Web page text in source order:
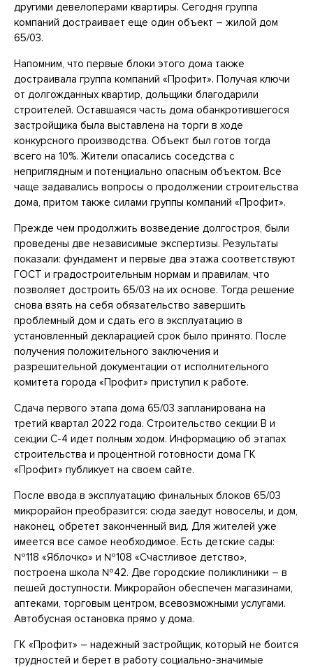
другими девелоперами квартиры. Сегодня группа
компаний достраивает еще один объект – жилой дом
65/03.
Напомним, что первые блоки этого дома также
достраивала группа компаний «Профит». Получая ключи
от долгожданных квартир, дольщики благодарили
строителей. Оставшаяся часть дома обанкротившегося
застройщика была выставлена на торги в ходе
конкурсного производства. Объект был готов тогда
всего на 10%. Жители опасались соседства с
неприглядным и потенциально опасным объектом. Все
чаще задавались вопросы о продолжении строительства
дома, притом также силами группы компаний «Профит».
Прежде чем продолжить возведение долгостроя, были
проведены две независимые экспертизы. Результаты
показали: фундамент и первые два этажа соответствуют
ГОСТ и градостроительным нормам и правилам, что
позволяет достроить 65/03 на их основе. Тогда решение
снова взять на себя обязательство завершить
проблемный дом и сдать его в эксплуатацию в
установленный декларацией срок было принято. После
получения положительного заключения и
разрешительной документации от исполнительного
комитета города «Профит» приступил к работе.
Сдача первого этапа дома 65/03 запланирована на
третий квартал 2022 года. Строительство секции В и
секции C-4 идет полным ходом. Информацию об этапах
строительства и процентной готовности дома ГК
«Профит» публикует на своем сайте.
После ввода в эксплуатацию финальных блоков 65/03
микрорайон преобразится: сюда заедут новоселы, и дом,
наконец, обретет законченный вид. Для жителей уже
имеется все самое необходимое. Есть детские сады:
№118 «Яблочко» и №108 «Счастливое детство»,
построена школа №42. Две городские поликлиники – в
пешей доступности. Микрорайон обеспечен магазинами,
аптеками, торговым центром, всевозможными услугами.
Автобусная остановка прямо у дома.
ГК «Профит» – надежный застройщик, который не боится
трудностей и берет в работу социально-значимые